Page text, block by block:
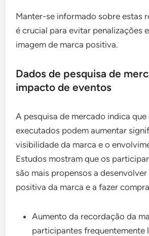
Manter-se informado sobre estas
é crucial para evitar penalizações
imagem de marca positiva.
Dados de pesquisa de
impacto de eventos
A pesquisa de mercado indica
executados podem aumentar
visibilidade da marca e o
Estudos mostram que os
são mais propensos a
positiva da marca e a fazer
Aumento da recordação da
participantes frequentemente